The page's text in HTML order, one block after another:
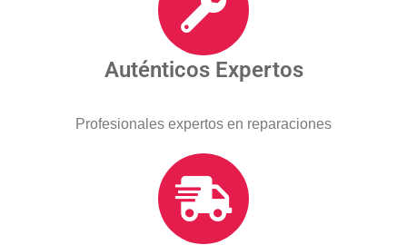
Auténticos Expertos
Profesionales expertos en reparaciones